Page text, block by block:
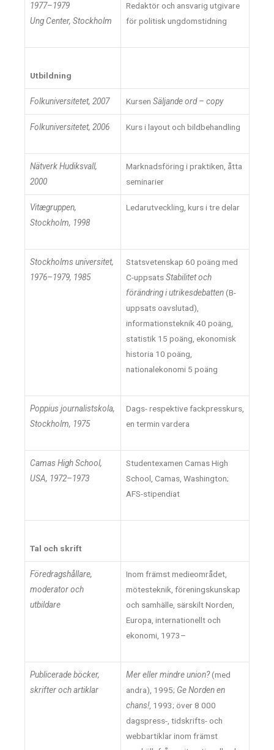
1977–1979
Ung Center, Stockholm
Redaktör och ansvarig utgivare
för politisk ungdomstidning
Utbildning
Folkuniversitetet, 2007 Kursen Säljande ord – copy
Folkuniversitetet, 2006 Kurs i layout och bildbehandling
Nätverk Hudiksvall,
2000
Marknadsföring i praktiken, åtta
seminarier
Vitægruppen,
Stockholm, 1998
Ledarutveckling, kurs i tre delar
Stockholms universitet,
1976–1979, 1985
Statsvetenskap 60 poäng med
C-uppsatsStabilitet och
förändring i utrikesdebatten(B-
uppsats oavslutad),
informationsteknik 40 poäng,
statistik 15 poäng, ekonomisk
historia 10 poäng,
nationalekonomi 5 poäng
Poppius journalistskola,
Stockholm, 1975
Dags- respektive fackpresskurs,
en termin vardera
Camas High School,
USA, 1972–1973
Studentexamen Camas High
School, Camas, Washington;
AFS-stipendiat
Tal och skrift
Föredragshållare,
moderator och
utbildare
Inom främst medieområdet,
mötesteknik, föreningskunskap
och samhälle, särskilt Norden,
Europa, internationellt och
ekonomi, 1973–
Publicerade böcker,
skrifter och artiklar
Mer eller mindre union?(med
andra), 1995; Ge Norden en
chans!, 1993; över 8 000
dagspress-, tidskrifts- och
webbartiklar inom främst